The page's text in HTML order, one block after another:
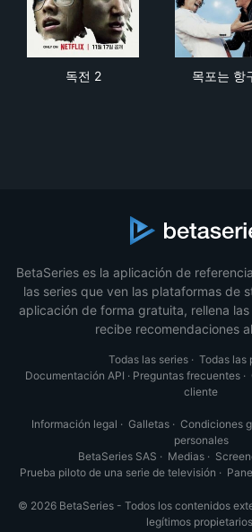
독전 2 목포는 항
BetaSeries es la aplicación de
las series que ven las plataformas de
aplicación de forma gratuita, rellena
recibe recomendaciones
Todas las series· Todas las
Documentación API · Preguntas frecuentes·
cliente
Información legal · Galletas· Condiciones
personales
BetaSeries SAS · Medias·
Prueba piloto de una serie de televisión ·
© 2026 BetaSeries - Todos los contenidos
legítimos